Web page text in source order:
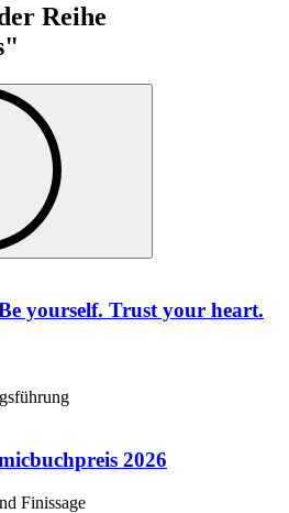
Reihe
yourself. Trust your heart.
2026
Finissage